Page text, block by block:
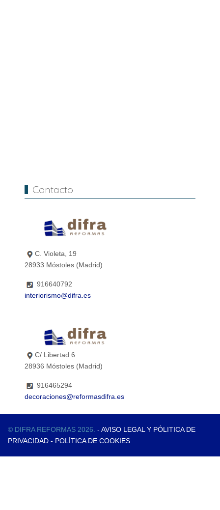
Contacto
C. Violeta, 19
28933 Móstoles (Madrid)
916640792
interiorismo@difra.es
C/ Libertad 6
28936 Móstoles (Madrid)
916465294
decoraciones@reformasdifra.es
© DIFRA REFORMAS 2026.- AVISO LEGAL Y PÓLITICA DE
PRIVACIDAD - POLÍTICA DE COOKIES